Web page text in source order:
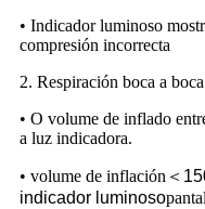
• Indicador luminoso
compresión incorrecta
2. Respiración boca a
• O volume de inflado
a luz indicadora.
• volume de inflación ＜
indicador luminoso